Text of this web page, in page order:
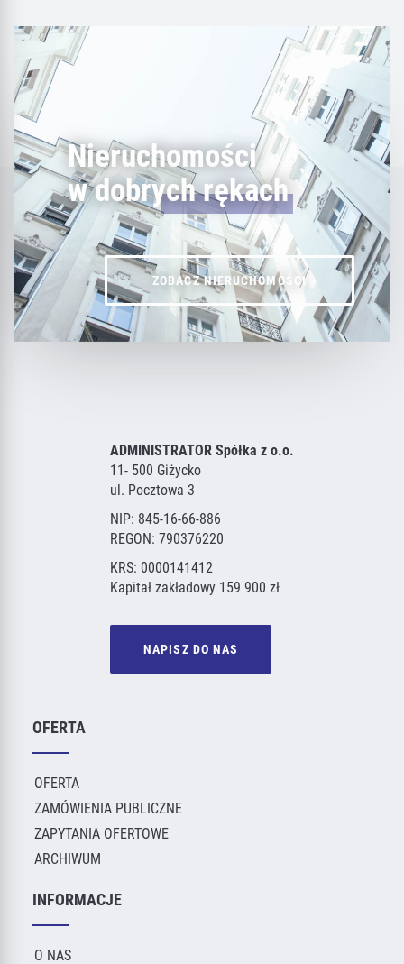
Nieruchomości
w dobrych rękach
ZOBACZ NIERUCHOMOŚCI
ADMINISTRATOR Spółka z o.o.
11- 500 Giżycko
ul. Pocztowa 3
NIP: 845-16-66-886
REGON: 790376220
KRS: 0000141412
Kapitał zakładowy 159 900 zł
NAPISZ DO NAS
OFERTA
OFERTA
ZAMÓWIENIA PUBLICZNE
ZAPYTANIA OFERTOWE
ARCHIWUM
INFORMACJE
O NAS